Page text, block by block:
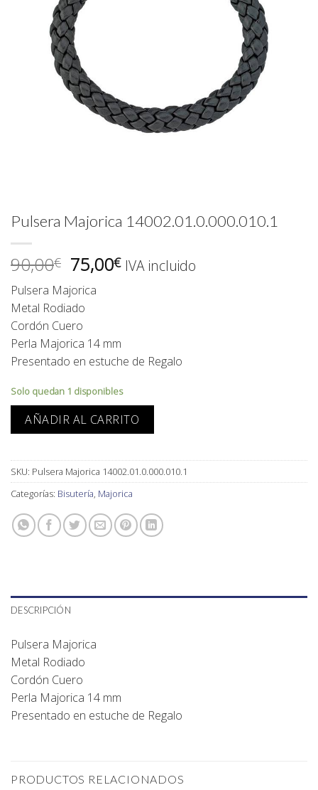
Pulsera Majorica 14002.01.0.000.010.1
90,00€ El
precio
original
era:
90,00€.
75,00€ElIVA incluido
Pulsera Majorica
Metal Rodiado
Cordón Cuero
Perla Majorica 14 mm
Presentado en estuche de Regalo
Solo quedan 1 disponibles
AÑADIR AL CARRITO
SKU: Pulsera Majorica 14002.01.0.000.010.1
Categorías: Bisutería, Majorica
DESCRIPCIÓN
Pulsera Majorica
Metal Rodiado
Cordón Cuero
Perla Majorica 14 mm
Presentado en estuche de Regalo
PRODUCTOS RELACIONADOS